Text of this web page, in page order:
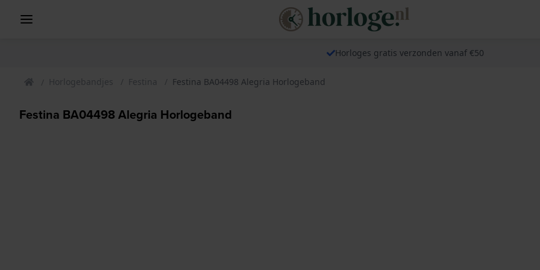
Horloges gratis verzonden vanaf €50
Horlogebandjes Festina Festina BA04498 Alegria Horlogeband
Festina BA04498 Alegria Horlogeband